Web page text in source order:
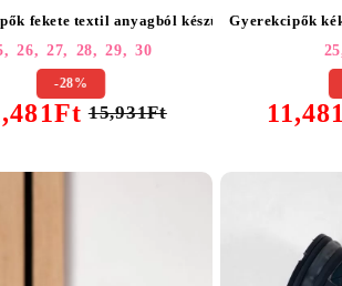
#25446
fekete textil anyagból készült Amaris2
26, 27, 28, 29, 30
-28%
15,931Ft
Gyerekcipők